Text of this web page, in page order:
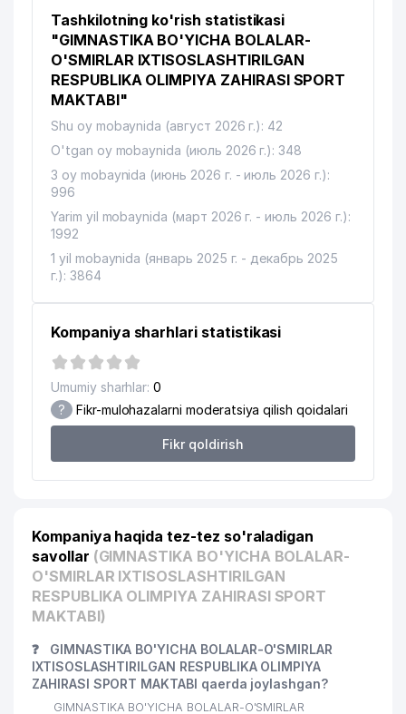
Tashkilotning ko'rish statistikasi
"GIMNASTIKA BO'YICHA BOLALAR-
O'SMIRLAR IXTISOSLASHTIRILGAN
RESPUBLIKA OLIMPIYA ZAHIRASI SPORT
MAKTABI"
Shu oy mobaynida (август 2026 г.): 42
O'tgan oy mobaynida (июль 2026 г.): 348
3 oy mobaynida (июнь 2026 г. - июль 2026 г.):
996
Yarim yil mobaynida (март 2026 г. - июль 2026 г.):
1992
1 yil mobaynida (январь 2025 г. - декабрь 2025
г.): 3864
Kompaniya sharhlari statistikasi
Umumiy sharhlar: 0
? Fikr-mulohazalarni moderatsiya qilish qoidalari
Fikr qoldirish
Kompaniya haqida tez-tez so'raladigan
savollar (GIMNASTIKA BO'YICHA BOLALAR-
O'SMIRLAR IXTISOSLASHTIRILGAN
RESPUBLIKA OLIMPIYA ZAHIRASI SPORT
MAKTABI)
❓
GIMNASTIKA BO'YICHA BOLALAR-O'SMIRLAR
IXTISOSLASHTIRILGAN RESPUBLIKA OLIMPIYA
ZAHIRASI SPORT MAKTABI qaerda joylashgan?
GIMNASTIKA BO'YICHA BOLALAR-O'SMIRLAR